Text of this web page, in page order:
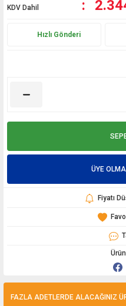
KDV Dahil
Hızlı Gönderi
ÜYE
Fiyatı
FAZLA ADETLERDE ALACAĞINIZ